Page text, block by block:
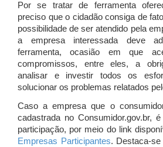
Por se tratar de ferramenta
preciso que o cidadão consiga de
possibilidade de ser atendido pela
a empresa interessada deve
ferramenta, ocasião em que
compromissos, entre eles, a
analisar e investir todos os
solucionar os problemas relatados
Caso a empresa que o
cadastrada no Consumidor.gov.br,
participação, por meio do link
Empresas Participantes. Destaca-